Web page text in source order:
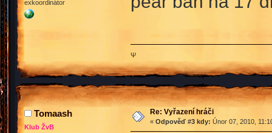
exkoordinátor
Ψ
Tomaash
Klub ŽvB
Re: Vyřazení hráči
« Odpověď #3 kdy: Únor 07, 2010,